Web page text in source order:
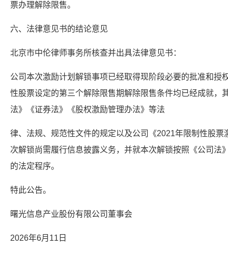
票办理解除限售。
六、法律意见书的结论意见
北京市中伦律师事务所核查并出具法律意见书：
公司本次激励计划解锁事项已经取得现阶段必要的批准和授
性股票设定的第三个解除限售期解除限售条件均已经成就，
法》《证券法》《股权激励管理办法》等法
律、法规、规范性文件的规定以及公司《2021年限制性股
次解锁尚需履行信息披露义务，并就本次解锁按照《公司法
的法定程序。
特此公告。
曙光信息产业股份有限公司董事会
2026年6月11日